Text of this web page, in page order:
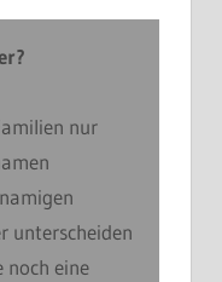
nur
unterscheiden
noch eine